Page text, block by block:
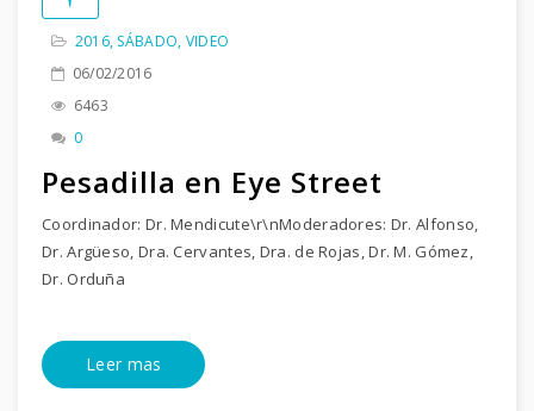
2016, SÁBADO, VIDEO
06/02/2016
6463
0
Pesadilla en Eye Street
Coordinador: Dr. Mendicute\r\nModeradores: Dr. Alfonso,
Dr. Argüeso, Dra. Cervantes, Dra. de Rojas, Dr. M. Gómez,
Dr. Orduña
Leer mas